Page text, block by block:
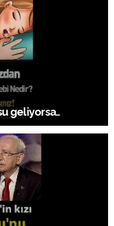
geliyorsa..